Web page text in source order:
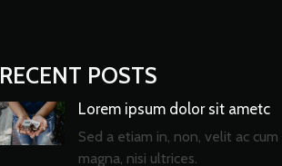
RECENT POSTS
Lorem ipsum dolor sit ametc
Sed a etiam in, non, velit ac cum
magna, nisi ultrices.